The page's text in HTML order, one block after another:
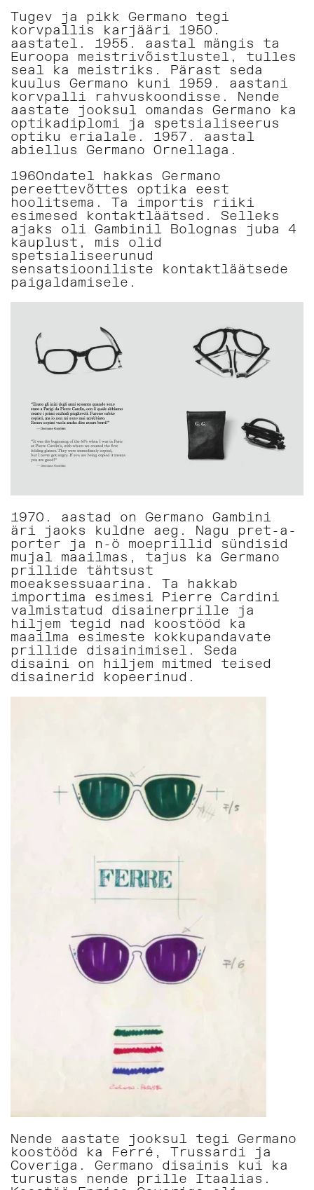
Tugev ja pikk Germano tegi
korvpallis karjääri 1950.
aastatel. 1955. aastal mängis ta
Euroopa meistrivõistlustel, tulles
seal ka meistriks. Pärast seda
kuulus Germano kuni 1959. aastani
korvpalli rahvuskoondisse. Nende
aastate jooksul omandas Germano ka
optikadiplomi ja spetsialiseerus
optiku erialale. 1957. aastal
abiellus Germano Ornellaga.
1960ndatel hakkas Germano
pereettevõttes optika eest
hoolitsema. Ta importis riiki
esimesed kontaktläätsed. Selleks
ajaks oli Gambinil Bolognas juba 4
kauplust, mis olid
spetsialiseerunud
sensatsiooniliste kontaktläätsede
paigaldamisele.
1970. aastad on Germano Gambini
äri jaoks kuldne aeg. Nagu pret-a-
porter ja n-ö moeprillid sündisid
mujal maailmas, tajus ka Germano
prillide tähtsust
moeaksessuaarina. Ta hakkab
importima esimesi Pierre Cardini
valmistatud disainerprille ja
hiljem tegid nad koostööd ka
maailma esimeste kokkupandavate
prillide disainimisel. Seda
disaini on hiljem mitmed teised
disainerid kopeerinud.
Nende aastate jooksul tegi Germano
koostööd ka Ferré, Trussardi ja
Coveriga. Germano disainis kui ka
turustas nende prille Itaalias.